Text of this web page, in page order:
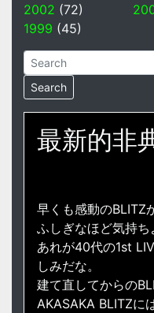
2002 (72)
1999 (45)
最新的非
早くも感動のBLITZ
ふしぎなほど気持ち
あれが40代の1st
しみだな。
建て直してからの
AKASAKA BLITZに